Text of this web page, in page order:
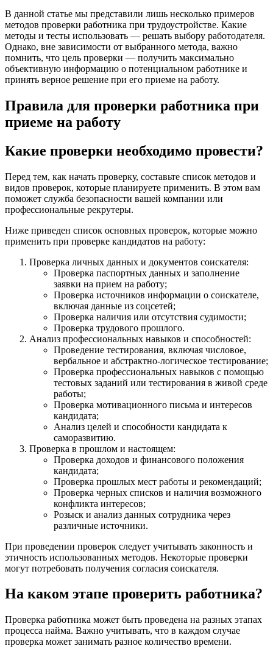
В данной статье мы представили лишь несколько примеров
методов проверки работника при трудоустройстве. Какие
методы и тесты использовать — решать выбору работодателя.
Однако, вне зависимости от выбранного метода, важно
помнить, что цель проверки — получить максимально
объективную информацию о потенциальном работнике и
принять верное решение при его приеме на работу.
Правила для проверки работника при
приеме на работу
Какие проверки необходимо провести?
Перед тем, как начать проверку, составьте список методов и
видов проверок, которые планируете применить. В этом вам
поможет служба безопасности вашей компании или
профессиональные рекрутеры.
Ниже приведен список основных проверок, которые можно
применить при проверке кандидатов на работу:
Проверка личных данных и документов соискателя:
Проверка паспортных данных и заполнение
заявки на прием на работу;
Проверка источников информации о соискателе,
включая данные из соцсетей;
Проверка наличия или отсутствия судимости;
Проверка трудового прошлого.
Анализ профессиональных навыков и способностей:
Проведение тестирования, включая числовое,
вербальное и абстрактно-логическое тестирование;
Проверка профессиональных навыков с помощью
тестовых заданий или тестирования в живой среде
работы;
Проверка мотивационного письма и интересов
кандидата;
Анализ целей и способности кандидата к
саморазвитию.
Проверка в прошлом и настоящем:
Проверка доходов и финансового положения
кандидата;
Проверка прошлых мест работы и рекомендаций;
Проверка черных списков и наличия возможного
конфликта интересов;
Розыск и анализ данных сотрудника через
различные источники.
При проведении проверок следует учитывать законность и
этичность использованных методов. Некоторые проверки
могут потребовать получения согласия соискателя.
На каком этапе проверить работника?
Проверка работника может быть проведена на разных этапах
процесса найма. Важно учитывать, что в каждом случае
проверка может занимать разное количество времени.